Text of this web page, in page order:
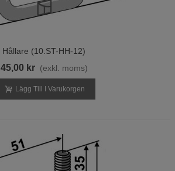
Hållare (10.ST-HH-12)
45,00 kr (exkl. moms)
Lägg Till I Varukorgen